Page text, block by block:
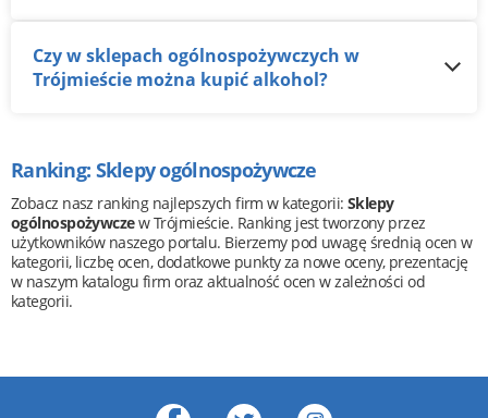
Czy w sklepach ogólnospożywczych w
Trójmieście można kupić alkohol?
Ranking: Sklepy ogólnospożywcze
Zobacz nasz ranking najlepszych firm w kategorii: Sklepy
ogólnospożywczew Trójmieście. Ranking jest tworzony przez
użytkowników naszego portalu. Bierzemy pod uwagę średnią ocen w
kategorii, liczbę ocen, dodatkowe punkty za nowe oceny, prezentację
w naszym katalogu firm oraz aktualność ocen w zależności od
kategorii.